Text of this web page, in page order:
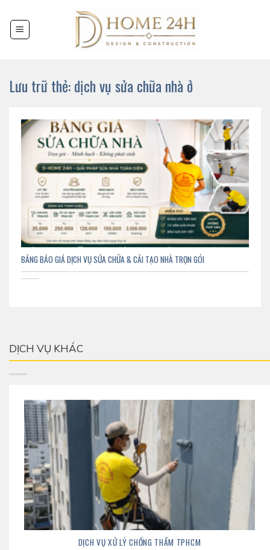
đến
nội
Lưu trữ thẻ:dịch vụ sửa chữa nhà ở
BẢNG BÁO GIÁ DỊCH VỤ SỬA CHỮA & CẢI TẠO NHÀ TRỌN GÓI
DỊCH VỤ KHÁC
DỊCH VỤ XỬ LÝ CHỐNG THẤM TPHCM